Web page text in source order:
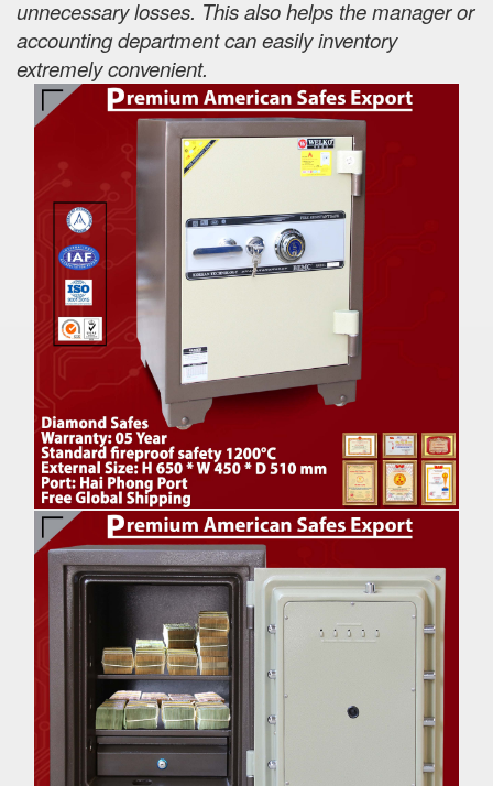
unnecessary losses. This also helps the manager or
accounting department can easily inventory
extremely convenient.